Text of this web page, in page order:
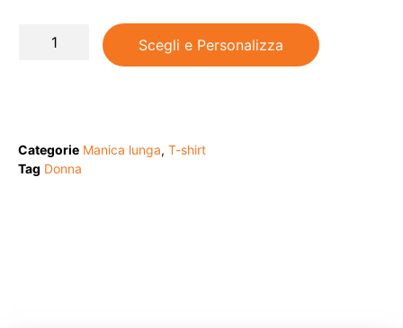
Scegli e Personalizza
Categorie Manica lunga, T-shirt
Tag Donna